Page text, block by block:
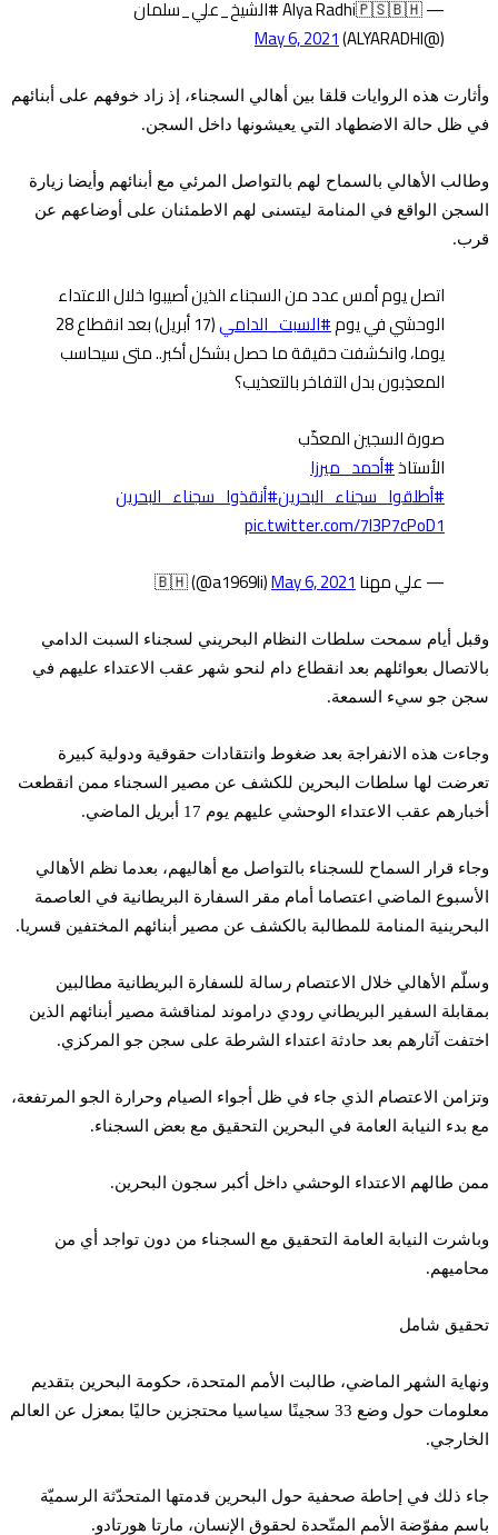
— Alya Radhi🇵🇸🇧🇭 #الشيخ_علي_سلمان
(@ALYARADHI)
May 6, 2021
وأثارت هذه الروايات قلقا بين أهالي السجناء، إذ زاد خوفهم على أبنائهم
في ظل حالة الاضطهاد التي يعيشونها داخل السجن.
وطالب الأهالي بالسماح لهم بالتواصل المرئي مع أبنائهم وأيضا زيارة
السجن الواقع في المنامة ليتسنى لهم الاطمئنان على أوضاعهم عن
قرب.
اتصل يوم أمس عدد من السجناء الذين أصيبوا خلال الاعتداء
الوحشي في يوم#السبت_الدامي
(17 أبريل) بعد انقطاع 28
يوما، وانكشفت حقيقة ما حصل بشكل أكبر.. متى سيحاسب
المعذِبون بدل التفاخر بالتعذيب؟
صورة السجين المعذّب
الأستاذ#أحمد_ميرزا
#أطلقوا_سجناء_البحرين#أنقذوا_سجناء_البحرين
pic.twitter.com/7I3P7cPoD1
— علي مهنا 🇧🇭 (@a1969li)May 6, 2021
وقبل أيام سمحت سلطات النظام البحريني لسجناء السبت الدامي
بالاتصال بعوائلهم بعد انقطاع دام لنحو شهر عقب الاعتداء عليهم في
سجن جو سيء السمعة.
وجاءت هذه الانفراجة بعد ضغوط وانتقادات حقوقية ودولية كبيرة
تعرضت لها سلطات البحرين للكشف عن مصير السجناء ممن انقطعت
أخبارهم عقب الاعتداء الوحشي عليهم يوم 17 أبريل الماضي.
وجاء قرار السماح للسجناء بالتواصل مع أهاليهم، بعدما نظم الأهالي
الأسبوع الماضي اعتصاما أمام مقر السفارة البريطانية في العاصمة
البحرينية المنامة للمطالبة بالكشف عن مصير أبنائهم المختفين قسريا.
وسلّم الأهالي خلال الاعتصام رسالة للسفارة البريطانية مطالبين
بمقابلة السفير البريطاني رودي دراموند لمناقشة مصير أبنائهم الذين
اختفت آثارهم بعد حادثة اعتداء الشرطة على سجن جو المركزي.
وتزامن الاعتصام الذي جاء في ظل أجواء الصيام وحرارة الجو المرتفعة،
مع بدء النيابة العامة في البحرين التحقيق مع بعض السجناء.
ممن طالهم الاعتداء الوحشي داخل أكبر سجون البحرين.
وباشرت النيابة العامة التحقيق مع السجناء من دون تواجد أي من
محاميهم.
تحقيق شامل
ونهاية الشهر الماضي، طالبت الأمم المتحدة، حكومة البحرين بتقديم
معلومات حول وضع 33 سجينًا سياسيا محتجزين حاليًا بمعزل عن العالم
الخارجي.
جاء ذلك في إحاطة صحفية حول البحرين قدمتها المتحدّثة الرسميّة
باسم مفوّضة الأمم المتّحدة لحقوق الإنسان، مارتا هورتادو.